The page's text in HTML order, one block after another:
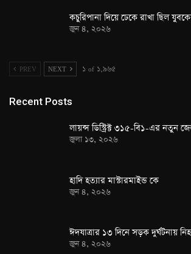
কচুরিপানা দিয়ে ঢেকে রাখা ছিল
জুন ৪, ২০২৬
PREV NEXT ১ of ১,৯৬৫
Recent Posts
লায়ন্স ডিস্ট্রিক্ট ৩১৫-বি১-এর নতুন
জুলা ১৩, ২০২৬
হাদি হত্যার মাস্টারমাইন্ড কে
জুন ৪, ২০২৬
ঈদযাত্রার ১৩ দিনে সড়ক দুর্ঘটনায়
জুন ৪, ২০২৬